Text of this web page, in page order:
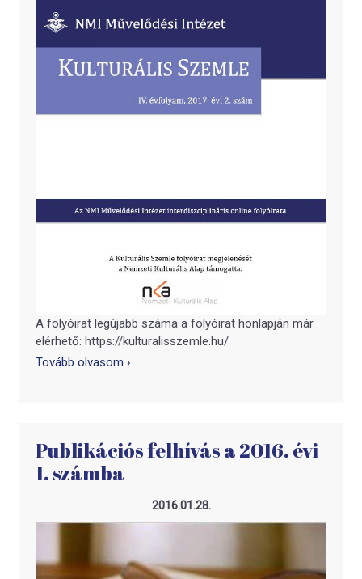
A folyóirat legújabb száma a folyóirat honlapján már
elérhető: https://kulturalisszemle.hu/
Tovább olvasom ›
Publikációs felhívás a 2016. évi
1. számba
2016.01.28.